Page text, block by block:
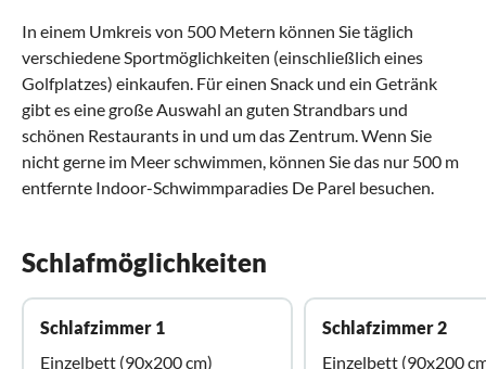
In einem Umkreis von 500 Metern können Sie täglich
verschiedene Sportmöglichkeiten (einschließlich eines
Golfplatzes) einkaufen. Für einen Snack und ein Getränk
gibt es eine große Auswahl an guten Strandbars und
schönen Restaurants in und um das Zentrum. Wenn Sie
nicht gerne im Meer schwimmen, können Sie das nur 500 m
entfernte Indoor-Schwimmparadies De Parel besuchen.
Schlafmöglichkeiten
Schlafzimmer 1
Einzelbett (90x200 cm)
Schlafzimmer 2
Einzelbett (90x200